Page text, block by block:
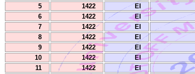
5
1422 EI
6
1422 EI
7
1422 EI
8
1422 EI
9
1422 EI
10
1422 EI
11
1422 EI